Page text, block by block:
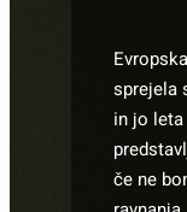
sprejela
in jo
če ne